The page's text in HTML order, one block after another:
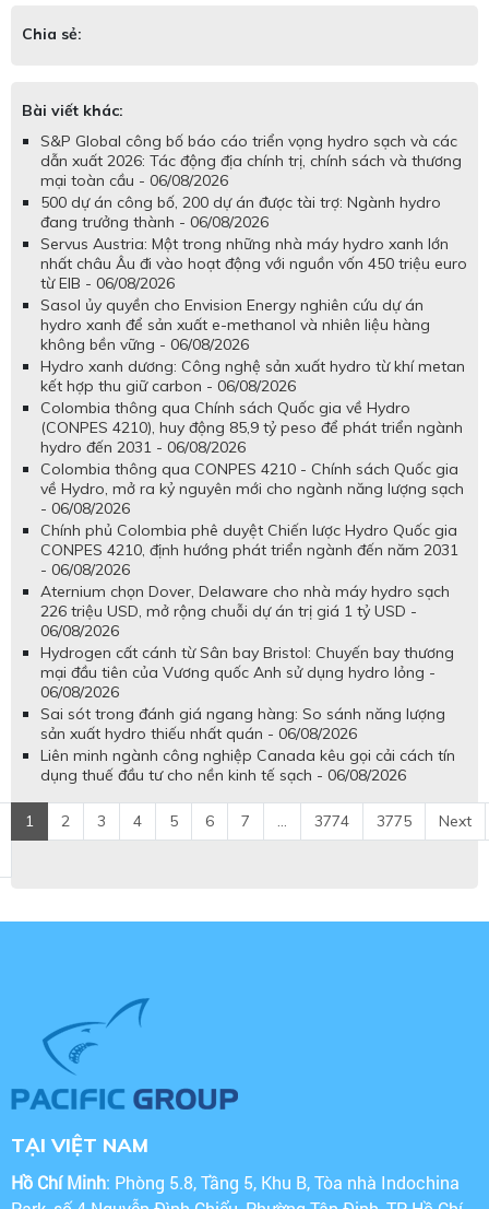
Chia sẻ:
Bài viết khác:
S&P Global công bố báo cáo triển vọng hydro sạch và các
dẫn xuất 2026: Tác động địa chính trị, chính sách và thương
mại toàn cầu - 06/08/2026
500 dự án công bố, 200 dự án được tài trợ: Ngành hydro
đang trưởng thành - 06/08/2026
Servus Austria: Một trong những nhà máy hydro xanh lớn
nhất châu Âu đi vào hoạt động với nguồn vốn 450 triệu euro
từ EIB - 06/08/2026
Sasol ủy quyền cho Envision Energy nghiên cứu dự án
hydro xanh để sản xuất e-methanol và nhiên liệu hàng
không bền vững - 06/08/2026
Hydro xanh dương: Công nghệ sản xuất hydro từ khí metan
kết hợp thu giữ carbon - 06/08/2026
Colombia thông qua Chính sách Quốc gia về Hydro
(CONPES 4210), huy động 85,9 tỷ peso để phát triển ngành
hydro đến 2031 - 06/08/2026
Colombia thông qua CONPES 4210 - Chính sách Quốc gia
về Hydro, mở ra kỷ nguyên mới cho ngành năng lượng sạch
- 06/08/2026
Chính phủ Colombia phê duyệt Chiến lược Hydro Quốc gia
CONPES 4210, định hướng phát triển ngành đến năm 2031
- 06/08/2026
Aternium chọn Dover, Delaware cho nhà máy hydro sạch
226 triệu USD, mở rộng chuỗi dự án trị giá 1 tỷ USD -
06/08/2026
Hydrogen cất cánh từ Sân bay Bristol: Chuyến bay thương
mại đầu tiên của Vương quốc Anh sử dụng hydro lỏng -
06/08/2026
Sai sót trong đánh giá ngang hàng: So sánh năng lượng
sản xuất hydro thiếu nhất quán - 06/08/2026
Liên minh ngành công nghiệp Canada kêu gọi cải cách tín
dụng thuế đầu tư cho nền kinh tế sạch - 06/08/2026
1 2 3 4 5 6 7 ... 3774 3775 Next
TẠI VIỆT NAM
Hồ Chí Minh: Phòng 5.8, Tầng 5, Khu B, Tòa nhà Indochina